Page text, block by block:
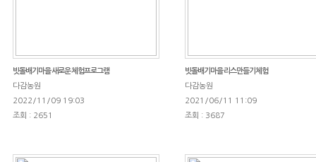
빗돌배기마을 새로운 체험프로그램
다감농원
2022/11/09 19:03
조회 : 2651
빗돌배기마을 리스만들기체험
다감농원
2021/06/11 11:09
조회 : 3687